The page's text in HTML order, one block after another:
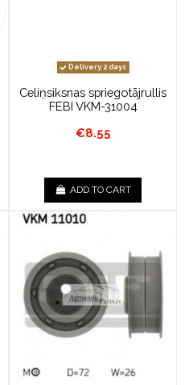
Delivery 2 days
Celiņsiksnas spriegotājrullis
FEBI VKM-31004
€8.55
ADD TO CART